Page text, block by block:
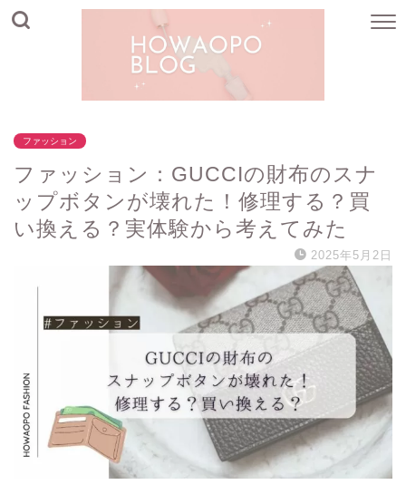
ファッション
ファッション：GUCCIの財布のスナ
ップボタンが壊れた！修理する？買
い換える？実体験から考えてみた
2025年5月2日